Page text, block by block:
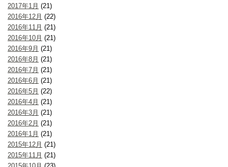
2017年1月 (21)
2016年12月 (22)
2016年11月 (21)
2016年10月 (21)
2016年9月 (21)
2016年8月 (21)
2016年7月 (21)
2016年6月 (21)
2016年5月 (22)
2016年4月 (21)
2016年3月 (21)
2016年2月 (21)
2016年1月 (21)
2015年12月 (21)
2015年11月 (21)